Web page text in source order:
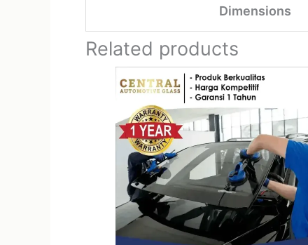
Dimensions
Related products